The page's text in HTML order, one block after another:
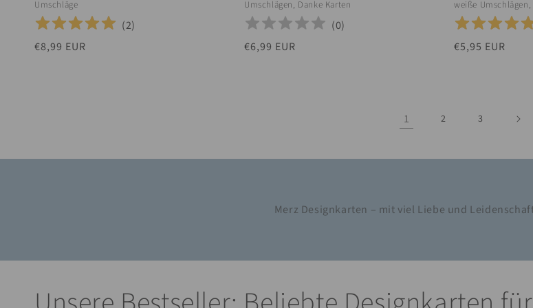
Umschläge
(2)
Normaler
€8,99 EUR
Umschlägen, Danke Karten
(0)
Normaler
€6,99 EUR
weiße
Normaler
€5,95 EUR
1 2 3
Merz Designkarten – mit viel Liebe und